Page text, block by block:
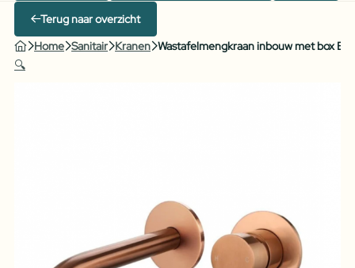
Terug naar overzicht
Home Sanitair Kranen Wastafelmengkraan inbouw met box
🔍